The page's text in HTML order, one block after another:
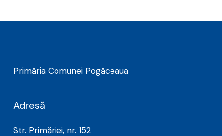
Primăria Comunei Pogăceaua
Adresă
Str. Primăriei, nr. 152